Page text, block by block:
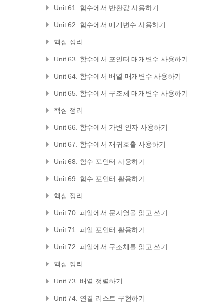
Unit 61. 함수에서 반환값 사용하기
Unit 62. 함수에서 매개변수 사용하기
핵심 정리
Unit 63. 함수에서 포인터 매개변수 사용하기
Unit 64. 함수에서 배열 매개변수 사용하기
Unit 65. 함수에서 구조체 매개변수 사용하기
핵심 정리
Unit 66. 함수에서 가변 인자 사용하기
Unit 67. 함수에서 재귀호출 사용하기
Unit 68. 함수 포인터 사용하기
Unit 69. 함수 포인터 활용하기
핵심 정리
Unit 70. 파일에서 문자열을 읽고 쓰기
Unit 71. 파일 포인터 활용하기
Unit 72. 파일에서 구조체를 읽고 쓰기
핵심 정리
Unit 73. 배열 정렬하기
Unit 74. 연결 리스트 구현하기